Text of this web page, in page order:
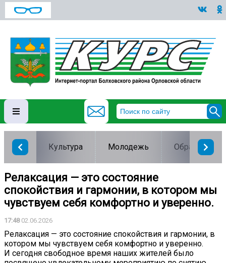
Культура Молодежь Образование
Релаксация — это состояние
спокойствия и гармонии, в котором мы
чувствуем себя комфортно и уверенно.
17:4802.06.2026
Релаксация — это состояние спокойствия и гармонии, в
котором мы чувствуем себя комфортно и уверенно.
И сегодня свободное время наших жителей было